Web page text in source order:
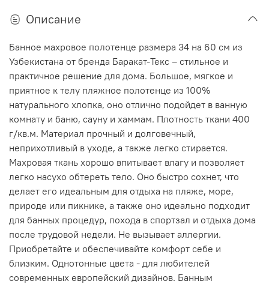
Описание
Банное махровое полотенце размера 34 на 60 см из
Узбекистана от бренда Баракат-Текс – стильное и
практичное решение для дома. Большое, мягкое и
приятное к телу пляжное полотенце из 100%
натурального хлопка, оно отлично подойдет в ванную
комнату и баню, сауну и хаммам. Плотность ткани 400
г/кв.м. Материал прочный и долговечный,
неприхотливый в уходе, а также легко стирается.
Махровая ткань хорошо впитывает влагу и позволяет
легко насухо обтереть тело. Оно быстро сохнет, что
делает его идеальным для отдыха на пляже, море,
природе или пикнике, а также оно идеально подходит
для банных процедур, похода в спортзал и отдыха дома
после трудовой недели. Не вызывает аллергии.
Приобретайте и обеспечивайте комфорт себе и
близким. Однотонные цвета - для любителей
современных европейский дизайнов. Банным